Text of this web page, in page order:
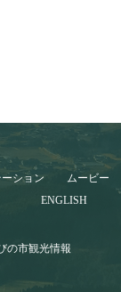
ション
ムービー
ENGLISH
の市観光情報